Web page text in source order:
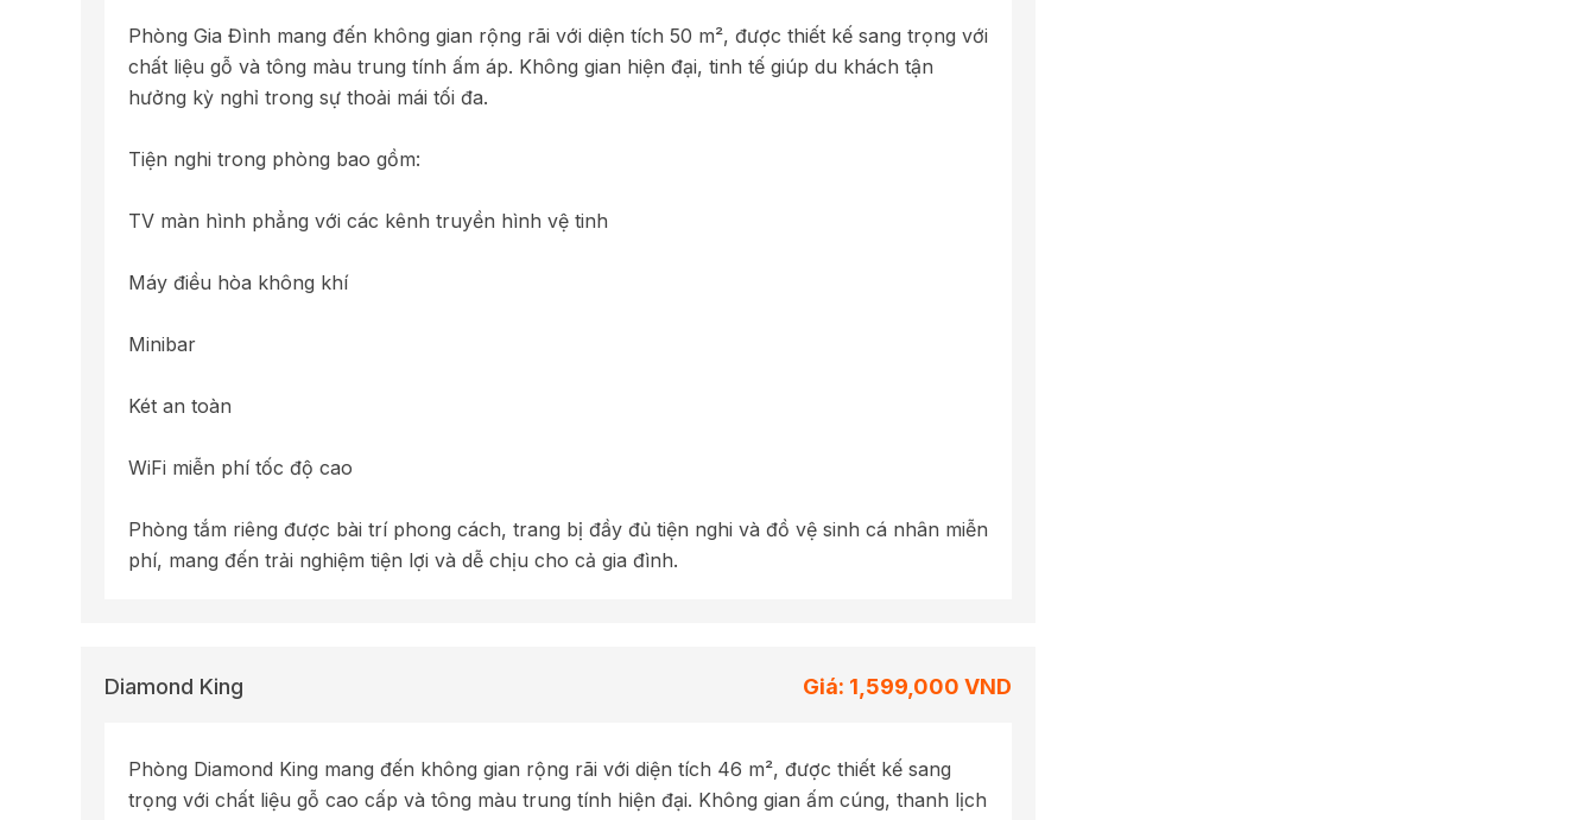
Phòng Gia Đình mang đến không gian rộng rãi với diện tích 50 m², được thiết kế sang trọng với
chất liệu gỗ và tông màu trung tính ấm áp. Không gian hiện đại, tinh tế giúp du khách tận
hưởng kỳ nghỉ trong sự thoải mái tối đa.
Tiện nghi trong phòng bao gồm:
TV màn hình phẳng với các kênh truyền hình vệ tinh
Máy điều hòa không khí
Minibar
Két an toàn
WiFi miễn phí tốc độ cao
Phòng tắm riêng được bài trí phong cách, trang bị đầy đủ tiện nghi và đồ vệ sinh cá nhân miễn
phí, mang đến trải nghiệm tiện lợi và dễ chịu cho cả gia đình.
Diamond King Giá: 1,599,000 VND
Phòng Diamond King mang đến không gian rộng rãi với diện tích 46 m², được thiết kế sang
trọng với chất liệu gỗ cao cấp và tông màu trung tính hiện đại. Không gian ấm cúng, thanh lịch